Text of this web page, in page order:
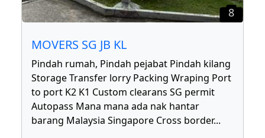
8
MOVERS SG JB KL
Pindah rumah, Pindah pejabat Pindah kilang
Storage Transfer lorry Packing Wraping Port
to port K2 K1 Custom clearans SG permit
Autopass Mana mana ada nak hantar
barang Malaysia Singapore Cross border...